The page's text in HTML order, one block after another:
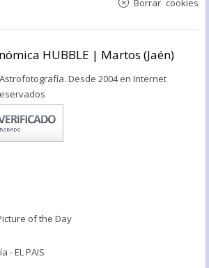
Borrar cookies
HUBBLE | Martos (Jaén)
Desde 2004 en Internet
of the Day
- EL PAIS